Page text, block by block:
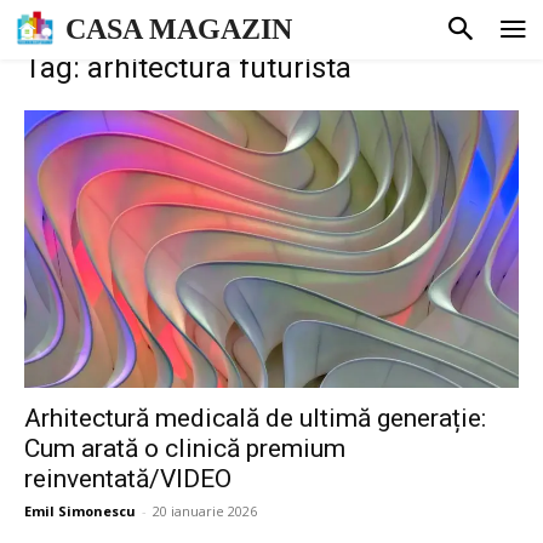
CASA MAGAZIN
Tag: arhitectura futurista
Arhitectură medicală de ultimă generație:
Cum arată o clinică premium
reinventată/VIDEO
Emil Simonescu - 20 ianuarie 2026